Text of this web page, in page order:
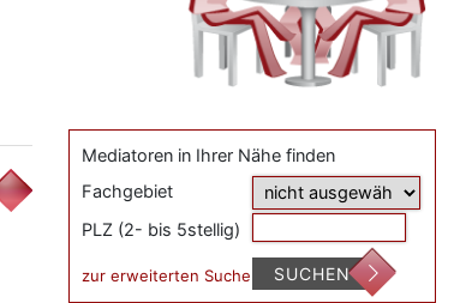
Mediatoren in Ihrer Nähe finden
Fachgebiet
PLZ (2- bis 5stellig)
zur erweiterten Suche SUCHEN